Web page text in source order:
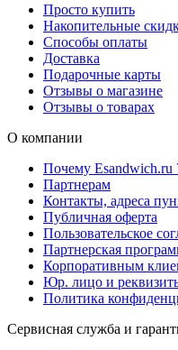
Просто купить
Накопительные
Способы оплаты
Доставка
Подарочные карты
Отзывы о магазине
Отзывы о товарах
О компании
Почему Esandwich.ru
Партнерам
Контакты, адреса
Публичная оферта
Пользовательское
Партнерская
Корпоративным
Юр. лицо и
Политика
Сервисная служба и